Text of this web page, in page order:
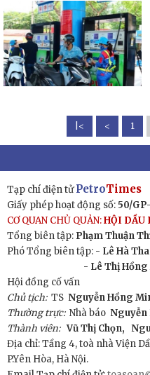
|< < 1
Tạp chí điện tửPetroTimes
Giấy phép hoạt động số: 50/
CƠ QUAN CHỦ QUẢN:HỘI DẦU
Tổng biên tập: Phạm Thuận
Phó Tổng biên tập: - Lê Hà
- Lê Thị Hồng
Hội đồng cố vấn
Chủ tịch:TS Nguyễn Hồng
Thường trực: Nhà báo Nguyễn
Thành viên: Vũ Thị Chọn,
Địa chỉ: Tầng 4, toà nhà Viện
P.Yên Hòa, Hà Nội.